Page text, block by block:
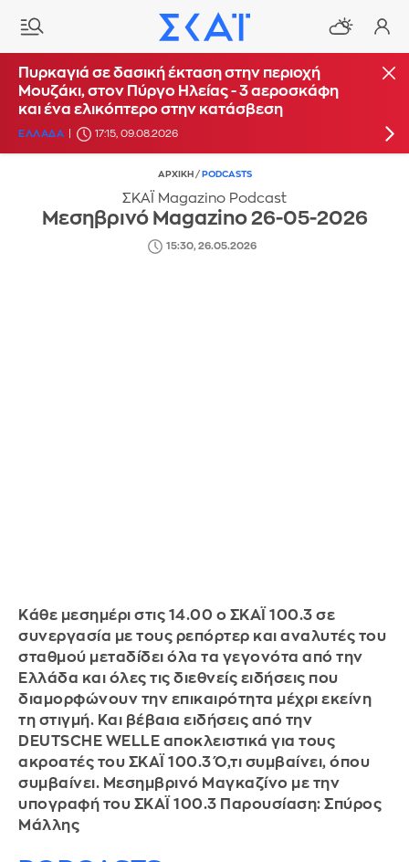
Οριοθετήθηκε η πυρκαγιά στο Κορωπί
ΕΛΛΑΔΑ 16:14, 09.08.2026 UPDATE: 17:16
Πυρκαγιά σε δασική έκταση στην περιοχή
Μουζάκι, στον Πύργο Ηλείας - 3 αεροσκάφη
και ένα ελικόπτερο στην κατάσβεση
ΑΡΧΙΚΗ / PODCASTS
ΣΚΑΪ Magazino Podcast
Μεσηβρινό Magazino 26-05-2026
15:30, 26.05.2026
Κάθε μεσημέρι στις 14.00 ο ΣΚΑΪ 100.3 σε
συνεργασία με τους ρεπόρτερ και αναλυτές του
σταθμού μεταδίδει όλα τα γεγονότα από την
Ελλάδα και όλες τις διεθνείς ειδήσεις που
διαμορφώνουν την επικαιρότητα μέχρι εκείνη
τη στιγμή. Και βέβαια ειδήσεις από την
DEUTSCHE WELLE αποκλειστικά για τους
ακροατές του ΣΚΑΪ 100.3 Ό,τι συμβαίνει, όπου
συμβαίνει. Μεσημβρινό Μαγκαζίνο με την
υπογραφή του ΣΚΑΪ 100.3 Παρουσίαση: Σπύρος
Μάλλης